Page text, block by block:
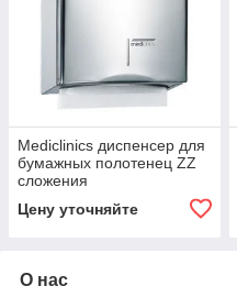
Mediclinics диспенсер для
бумажных полотенец ZZ
сложения
Цену уточняйте
О нас